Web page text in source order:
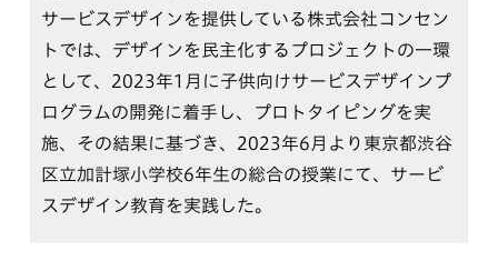
サービスデザインを提供している株式会社コンセン
トでは、デザインを民主化するプロジェクトの一環
として、2023年1月に子供向けサービスデザインプ
ログラムの開発に着手し、プロトタイピングを実
施、その結果に基づき、2023年6月より東京都渋谷
区立加計塚小学校6年生の総合の授業にて、サービ
スデザイン教育を実践した。